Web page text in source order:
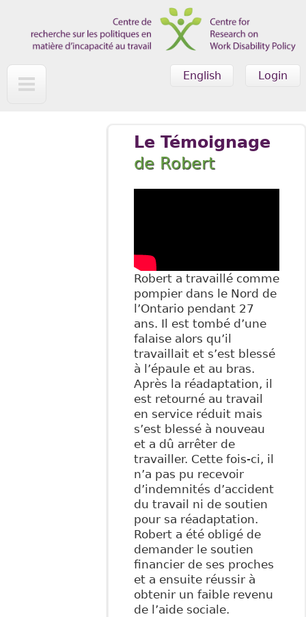
Login
English
Le Témoignage
de Robert
Robert a travaillé comme
pompier dans le Nord de
l’Ontario pendant 27
ans. Il est tombé d’une
falaise alors qu’il
travaillait et s’est blessé
à l’épaule et au bras.
Après la réadaptation, il
est retourné au travail
en service réduit mais
s’est blessé à nouveau
et a dû arrêter de
travailler. Cette fois-ci, il
n’a pas pu recevoir
d’indemnités d’accident
du travail ni de soutien
pour sa réadaptation.
Robert a été obligé de
demander le soutien
financier de ses proches
et a ensuite réussir à
obtenir un faible revenu
de l’aide sociale.